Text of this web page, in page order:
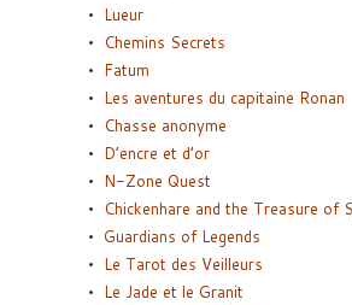
Lueur
Chemins Secrets
Fatum
Les aventures du capitaine Ronan
Chasse anonyme
D’encre et d’or
N-Zone Quest
Chickenhare and the Treasure of
Guardians of Legends
Le Tarot des Veilleurs
Le Jade et le Granit